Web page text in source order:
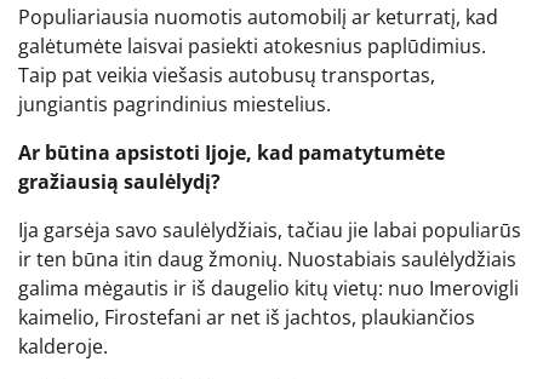
Populiariausia nuomotis automobilį ar keturratį, kad
galėtumėte laisvai pasiekti atokesnius paplūdimius.
Taip pat veikia viešasis autobusų transportas,
jungiantis pagrindinius miestelius.
Ar būtina apsistoti Ijoje, kad pamatytumėte
gražiausią saulėlydį?
Ija garsėja savo saulėlydžiais, tačiau jie labai populiarūs
ir ten būna itin daug žmonių. Nuostabiais saulėlydžiais
galima mėgautis ir iš daugelio kitų vietų: nuo Imerovigli
kaimelio, Firostefani ar net iš jachtos, plaukiančios
kalderoje.